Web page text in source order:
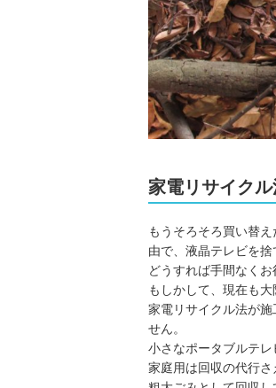
家電リサイクル
もうそろそろ買い替
由で、液晶テレビを捨
どうすれば手間なく
もしかして、現在も
家電リサイクル法が
せん。
小さなポータブルテ
家庭用は回収の代行さ